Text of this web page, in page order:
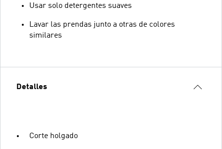
Usar solo detergentes suaves
Lavar las prendas junto a otras de colores
similares
Detalles
Corte holgado